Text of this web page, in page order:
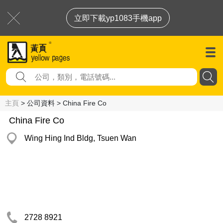
立即下載yp1083手機app
主頁 > 公司資料 > China Fire Co
China Fire Co
Wing Hing Ind Bldg, Tsuen Wan
2728 8921